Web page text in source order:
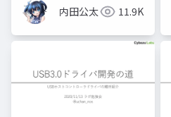
内田公太 11.9K